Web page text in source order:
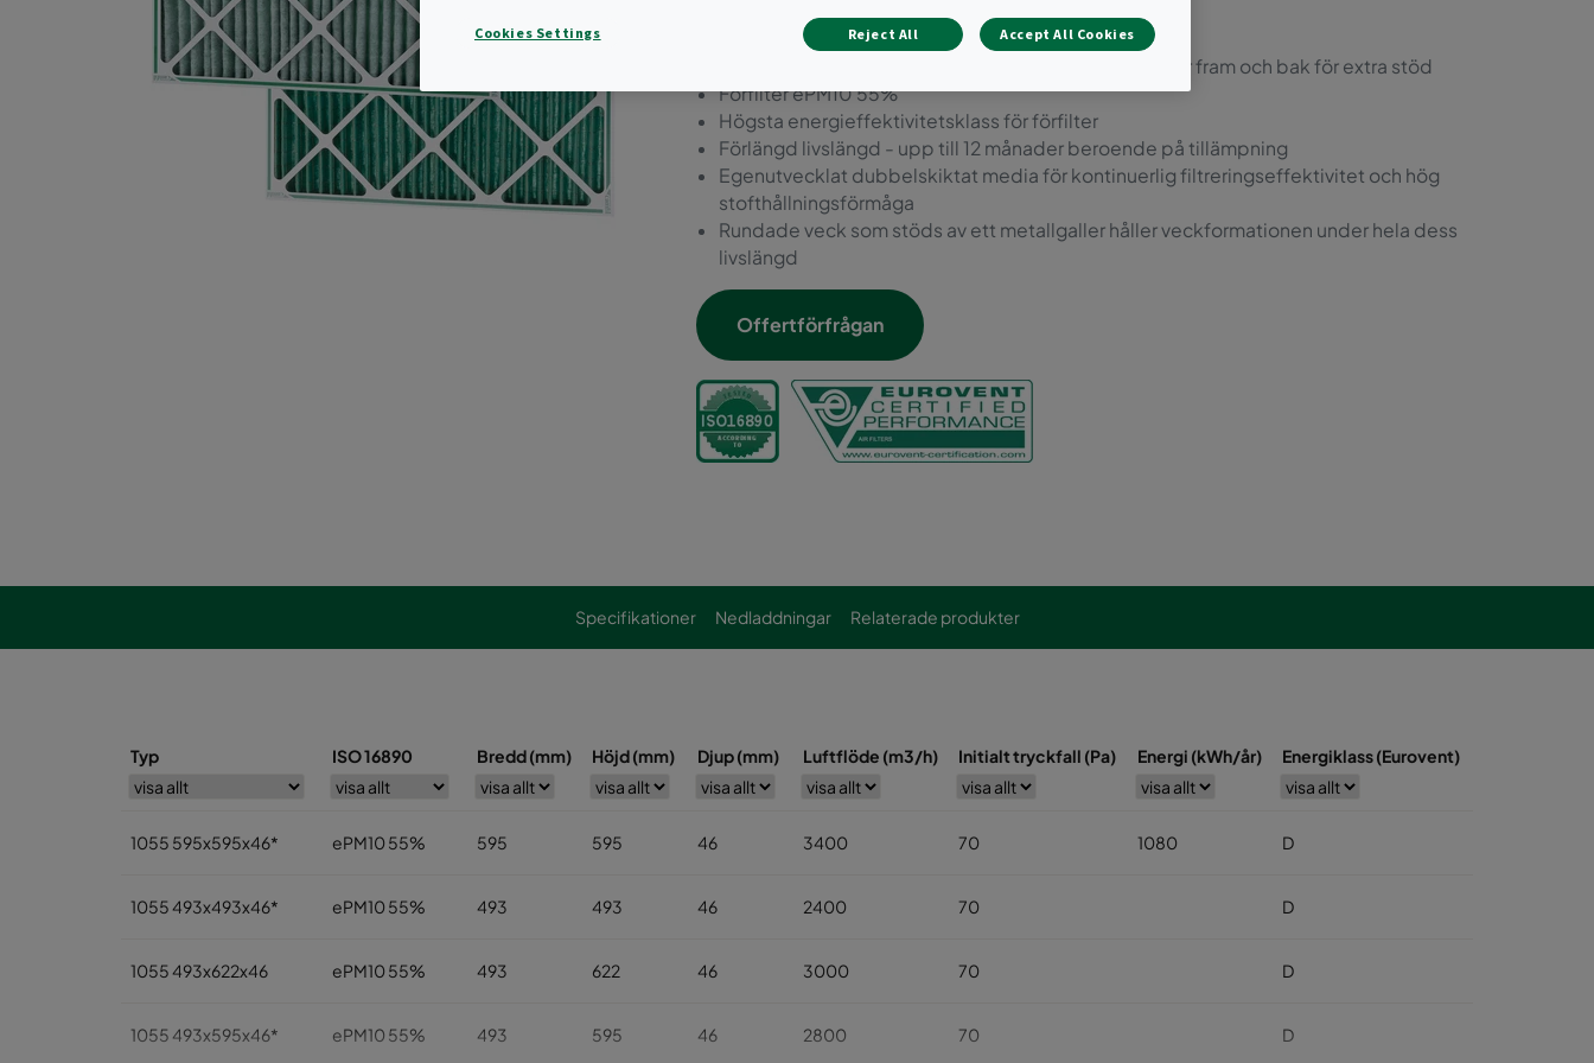
hållbara förfiltren på marknaden.
Hållbar, fuktbeständig pappram med diagonalt galler fram och bak för extra stöd
Förfilter ePM10 55%
Högsta energieffektivitetsklass för förfilter
Förlängd livslängd - upp till 12 månader beroende på tillämpning
Egenutvecklat dubbelskiktat media för kontinuerlig filtreringseffektivitet och hög
stofthållningsförmåga
Rundade veck som stöds av ett metallgaller håller veckformationen under hela dess
livslängd
Offertförfrågan
Specifikationer Nedladdningar Relaterade produkter
Typ ISO 16890 Bredd (mm) Höjd (mm) Djup (mm) Luftflöde (m3/h) Initialt tryckfall (Pa) Energi (kWh/år) Energiklass (Eurovent)
1055 595x595x46* ePM10 55% 595 595 46 3400 70 1080 D
1055 493x493x46* ePM10 55% 493 493 46 2400 70 D
1055 493x622x46 ePM10 55% 493 622 46 3000 70 D
1055 493x595x46* ePM10 55% 493 595 46 2800 70 D
Cookies Settings Reject All Accept All Cookies